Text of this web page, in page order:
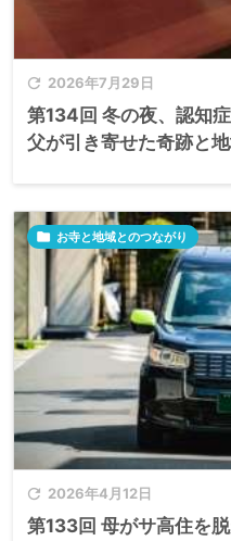
 2026年7月29日
第134回 冬の夜、認知
父が引き寄せた奇跡と
 2026年4月12日
 お寺と地域とのつながり
第133回 母がサ高住を